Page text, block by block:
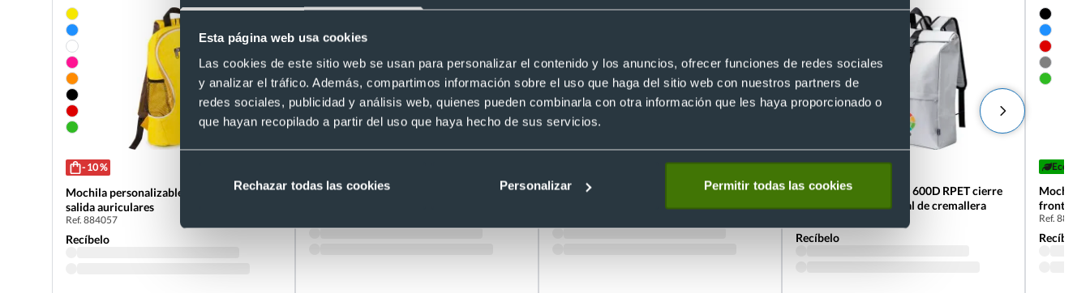
Esta página web usa cookies
Las cookies de este sitio web se usan para personalizar el contenido y los anuncios, ofrecer funciones de redes sociales
y analizar el tráfico. Además, compartimos información sobre el uso que haga del sitio web con nuestros partners de
redes sociales, publicidad y análisis web, quienes pueden combinarla con otra información que les haya proporcionado o
que hayan recopilado a partir del uso que haya hecho de sus servicios.
Rechazar todas las cookies Personalizar Permitir todas las cookies
- 10 %
Mochila personalizable con bolsillos y
salida auriculares
Ref. 884057
Recíbelo
600D
600D
Eco
Mochila personalizada 600D RPET cierre
hebilla y bolsillo frontal de cremallera
Recíbelo
Eco
Mochila
frontal
Ref.
Recíbelo